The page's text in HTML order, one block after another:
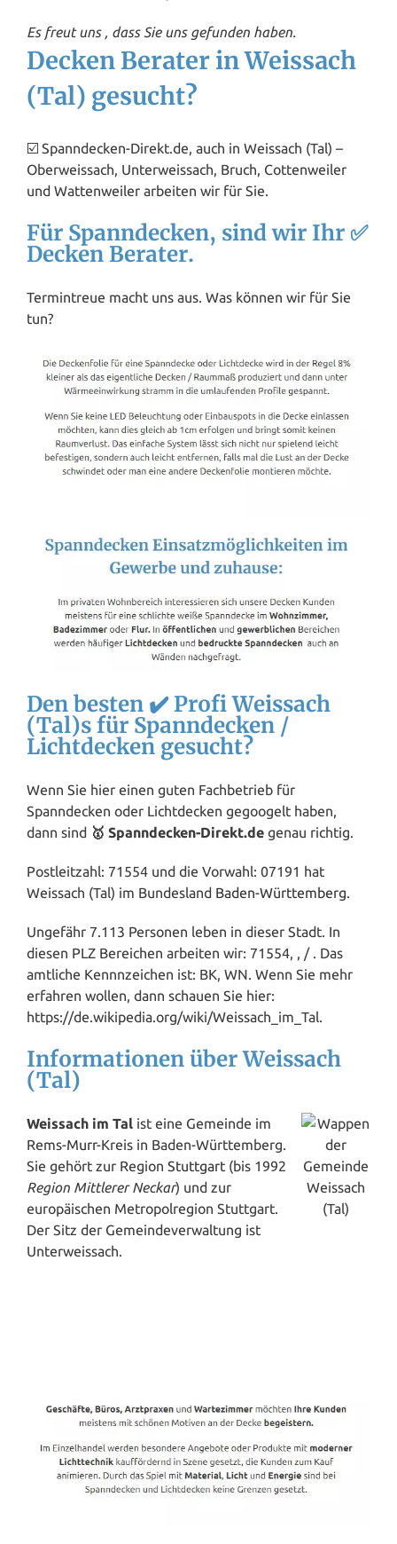
Es freut uns , dass Sie uns gefunden haben.
Decken Berater in Weissach
(Tal) gesucht?
☑️ Spanndecken-Direkt.de, auch in Weissach (Tal) –
Oberweissach, Unterweissach, Bruch, Cottenweiler
und Wattenweiler arbeiten wir für Sie.
Für Spanndecken, sind wir Ihr ✅
Decken Berater.
Termintreue macht uns aus. Was können wir für Sie
tun?
Den besten ✔️ Profi Weissach
(Tal)s für Spanndecken /
Lichtdecken gesucht?
Wenn Sie hier einen guten Fachbetrieb für
Spanndecken oder Lichtdecken gegoogelt haben,
dann sind 🥇 Spanndecken-Direkt.de genau richtig.
Postleitzahl: 71554 und die Vorwahl: 07191 hat
Weissach (Tal) im Bundesland Baden-Württemberg.
Ungefähr 7.113 Personen leben in dieser Stadt. In
diesen PLZ Bereichen arbeiten wir: 71554, , / . Das
amtliche Kennnzeichen ist: BK, WN. Wenn Sie mehr
erfahren wollen, dann schauen Sie hier:
https://de.wikipedia.org/wiki/Weissach_im_Tal.
Informationen über Weissach
(Tal)
Weissach im Tal ist eine Gemeinde im
Rems-Murr-Kreis in Baden-Württemberg.
Sie gehört zur Region Stuttgart (bis 1992
Region Mittlerer Neckar) und zur
europäischen Metropolregion Stuttgart.
Der Sitz der Gemeindeverwaltung ist
Unterweissach.